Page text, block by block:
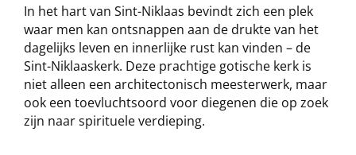
In het hart van Sint-Niklaas bevindt zich een plek
waar men kan ontsnappen aan de drukte van het
dagelijks leven en innerlijke rust kan vinden – de
Sint-Niklaaskerk. Deze prachtige gotische kerk is
niet alleen een architectonisch meesterwerk, maar
ook een toevluchtsoord voor diegenen die op zoek
zijn naar spirituele verdieping.